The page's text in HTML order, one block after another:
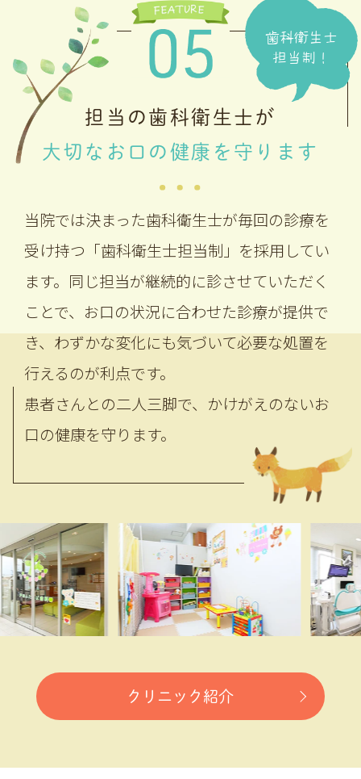
歯科衛生士
担当制！
担当の歯科衛生士が
大切なお口の健康を守ります
当院では決まった歯科衛生士が毎回の診療を
受け持つ「歯科衛生士担当制」を採用してい
ます。同じ担当が継続的に診させていただく
ことで、お口の状況に合わせた診療が提供で
き、わずかな変化にも気づいて必要な処置を
行えるのが利点です。
患者さんとの二人三脚で、かけがえのないお
口の健康を守ります。
クリニック紹介